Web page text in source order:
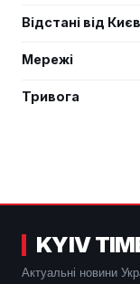
Відстані від
Мережі
Тривога
KYIV
Актуальні новини